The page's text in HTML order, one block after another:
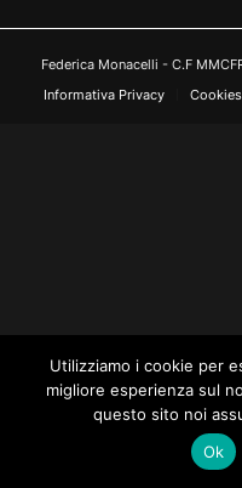
Federica Monacelli - C.F
Informativa Privacy
Cookies
Utilizziamo i cookie per
migliore esperienza sul
questo sito noi
Ok